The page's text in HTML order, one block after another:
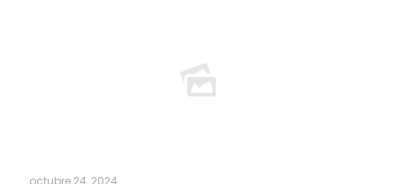
octubre 24, 2024